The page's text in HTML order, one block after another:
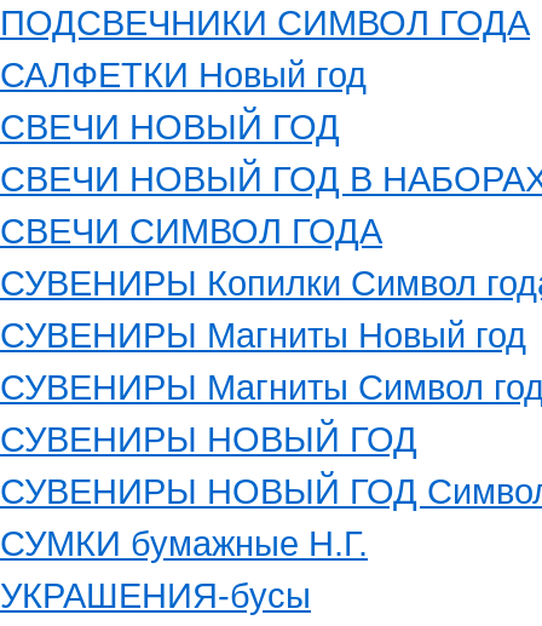
ПОДСВЕЧНИКИ СИМВОЛ ГОДА
САЛФЕТКИ Новый год
СВЕЧИ НОВЫЙ ГОД
СВЕЧИ НОВЫЙ ГОД В
СВЕЧИ СИМВОЛ ГОДА
СУВЕНИРЫ Копилки Символ
СУВЕНИРЫ Магниты Новый год
СУВЕНИРЫ Магниты Символ
СУВЕНИРЫ НОВЫЙ ГОД
СУВЕНИРЫ НОВЫЙ ГОД Символ
СУМКИ бумажные Н.Г.
УКРАШЕНИЯ-бусы